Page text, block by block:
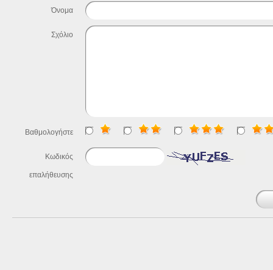
Όνομα
Σχόλιο
Βαθμολογήστε
Κωδικός
επαλήθευσης